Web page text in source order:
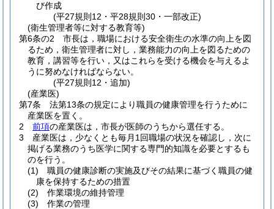
び作成
(平27規則12・平28規則30・一部改正)
(衛生管理者等に対する教育等)
第6条の2
市長は，職場における安全衛生の水準の向上を図
るため，衛生管理者に対し，業務能力の向上を図るための
教育，講習等を行い，又はこれらを受ける機会を与えるよ
うに努めなければならない。
(平27規則12・追加)
(産業医)
第7条
法第13条の規定により職員の健康管理を行うために
産業医を置く。
2
前項の産業医は，市長が医師のうちから選任する。
3
産業医は，少なくとも毎月1回職場の状況を確認し，次に
掲げる業務のうち医学に関する専門的知識を必要とするも
のを行う。
(1)
職員の健康診断の実施及びその結果に基づく職員の健
康を保持するための措置
(2)
作業環境の維持管理
(3)
作業の管理